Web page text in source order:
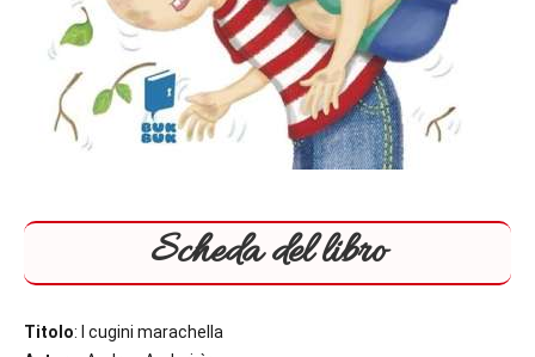
Scheda del libro
Titolo: I cugini marachella